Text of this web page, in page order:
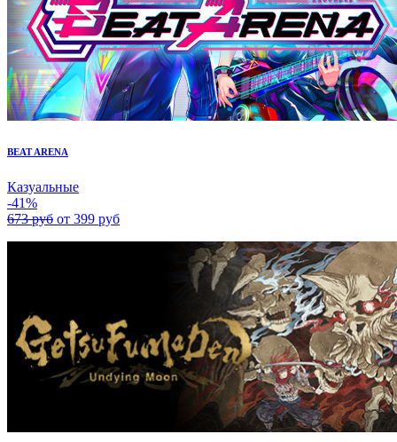
BEAT ARENA
Казуальные
-41%
673 руб от 399 руб